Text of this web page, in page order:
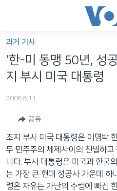
가
능
링
텐
츠
세계
프로그램
주파수 안내
언어 선택
과거 기사
'한-미 동맹 50년, 성
지 부시 미국 대통령
2008.8.11
공유
조지 부시 미국 대통령은 이명박
두 민주주의 체제사이의 친밀하
니다. 부시 대통령은 미국과 한국
는 가장 큰 현대 성공사 가운데 하
령은 자유는 가난의 수렁에 빠진